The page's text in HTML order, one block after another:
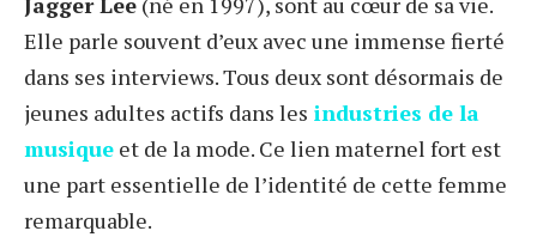
Elle parle souvent d’eux avec une immense fierté
dans ses interviews. Tous deux sont désormais de
jeunes adultes actifs dans les industries de la
musique et de la mode. Ce lien maternel fort est
une part essentielle de l’identité de cette femme
remarquable.